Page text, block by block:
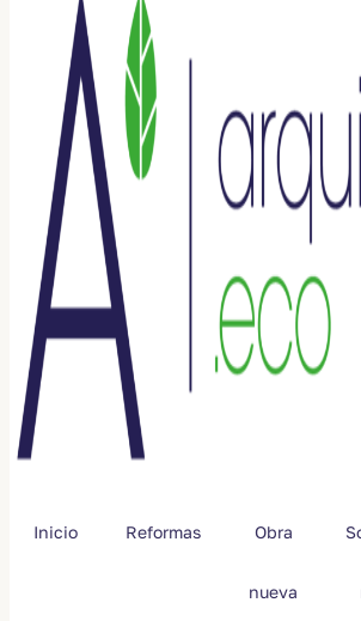
Inicio Reformas Obra
nueva